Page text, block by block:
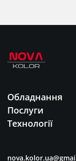
Обладнання
Послуги
Технології